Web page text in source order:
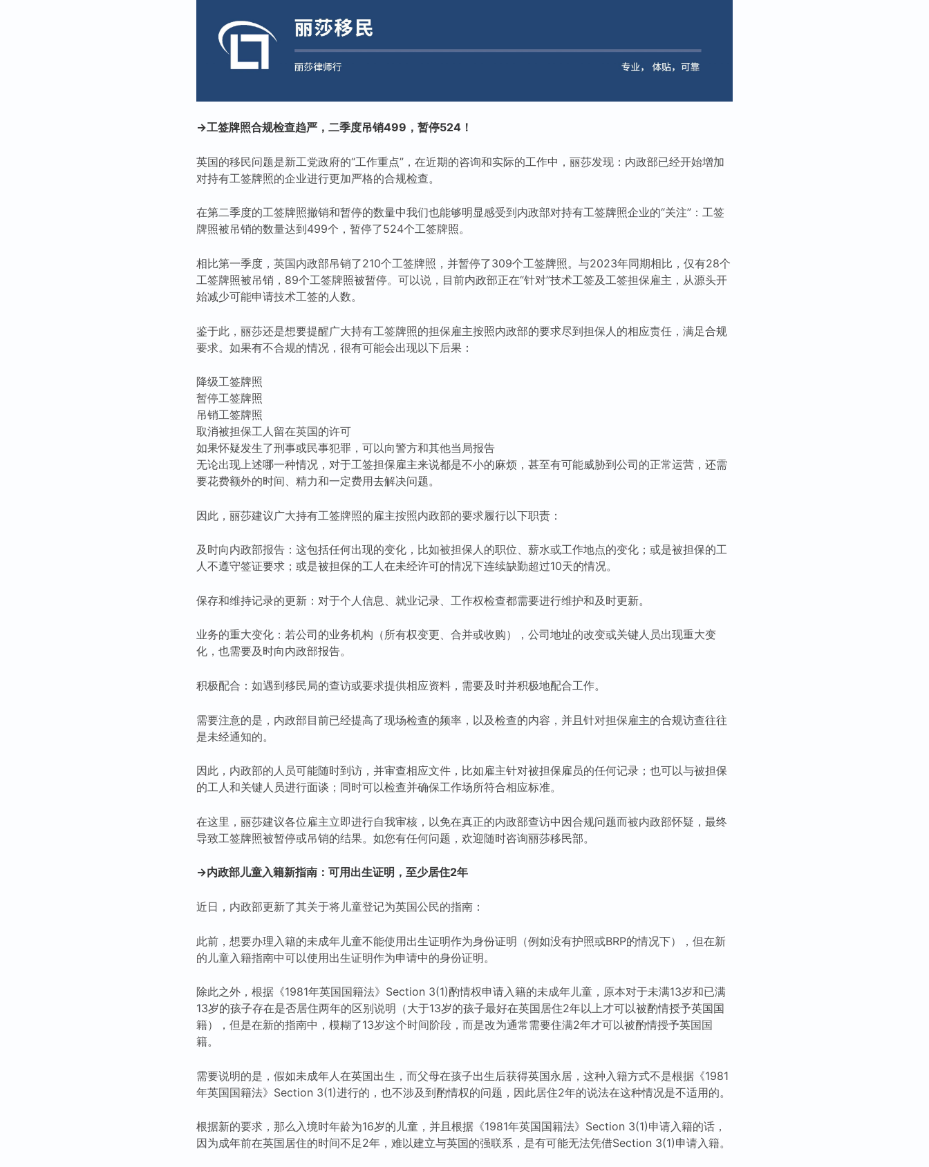
→工签牌照合规检查趋严，二季度吊销499，暂停524！
英国的移民问题是新工党政府的“工作重点”，在近期的咨询和实际的工作中，丽莎发现：内政部已经开始增加
对持有工签牌照的企业进行更加严格的合规检查。
在第二季度的工签牌照撤销和暂停的数量中我们也能够明显感受到内政部对持有工签牌照企业的“关注”：工签
牌照被吊销的数量达到499个，暂停了524个工签牌照。
相比第一季度，英国内政部吊销了210个工签牌照，并暂停了309个工签牌照。与2023年同期相比，仅有28个
工签牌照被吊销，89个工签牌照被暂停。可以说，目前内政部正在“针对”技术工签及工签担保雇主，从源头开
始减少可能申请技术工签的人数。
鉴于此，丽莎还是想要提醒广大持有工签牌照的担保雇主按照内政部的要求尽到担保人的相应责任，满足合规
要求。如果有不合规的情况，很有可能会出现以下后果：
降级工签牌照
暂停工签牌照
吊销工签牌照
取消被担保工人留在英国的许可
如果怀疑发生了刑事或民事犯罪，可以向警方和其他当局报告
无论出现上述哪一种情况，对于工签担保雇主来说都是不小的麻烦，甚至有可能威胁到公司的正常运营，还需
要花费额外的时间、精力和一定费用去解决问题。
因此，丽莎建议广大持有工签牌照的雇主按照内政部的要求履行以下职责：
及时向内政部报告：这包括任何出现的变化，比如被担保人的职位、薪水或工作地点的变化；或是被担保的工
人不遵守签证要求；或是被担保的工人在未经许可的情况下连续缺勤超过10天的情况。
保存和维持记录的更新：对于个人信息、就业记录、工作权检查都需要进行维护和及时更新。
业务的重大变化：若公司的业务机构（所有权变更、合并或收购），公司地址的改变或关键人员出现重大变
化，也需要及时向内政部报告。
积极配合：如遇到移民局的查访或要求提供相应资料，需要及时并积极地配合工作。
需要注意的是，内政部目前已经提高了现场检查的频率，以及检查的内容，并且针对担保雇主的合规访查往往
是未经通知的。
因此，内政部的人员可能随时到访，并审查相应文件，比如雇主针对被担保雇员的任何记录；也可以与被担保
的工人和关键人员进行面谈；同时可以检查并确保工作场所符合相应标准。
在这里，丽莎建议各位雇主立即进行自我审核，以免在真正的内政部查访中因合规问题而被内政部怀疑，最终
导致工签牌照被暂停或吊销的结果。如您有任何问题，欢迎随时咨询丽莎移民部。
→内政部儿童入籍新指南：可用出生证明，至少居住2年
近日，内政部更新了其关于将儿童登记为英国公民的指南：
此前，想要办理入籍的未成年儿童不能使用出生证明作为身份证明（例如没有护照或BRP的情况下），但在新
的儿童入籍指南中可以使用出生证明作为申请中的身份证明。
除此之外，根据《1981年英国国籍法》Section 3(1)酌情权申请入籍的未成年儿童，原本对于未满13岁和已满
13岁的孩子存在是否居住两年的区别说明（大于13岁的孩子最好在英国居住2年以上才可以被酌情授予英国国
籍），但是在新的指南中，模糊了13岁这个时间阶段，而是改为通常需要住满2年才可以被酌情授予英国国
籍。
需要说明的是，假如未成年人在英国出生，而父母在孩子出生后获得英国永居，这种入籍方式不是根据《1981
年英国国籍法》Section 3(1)进行的，也不涉及到酌情权的问题，因此居住2年的说法在这种情况是不适用的。
根据新的要求，那么入境时年龄为16岁的儿童，并且根据《1981年英国国籍法》Section 3(1)申请入籍的话，
因为成年前在英国居住的时间不足2年，难以建立与英国的强联系，是有可能无法凭借Section 3(1)申请入籍。